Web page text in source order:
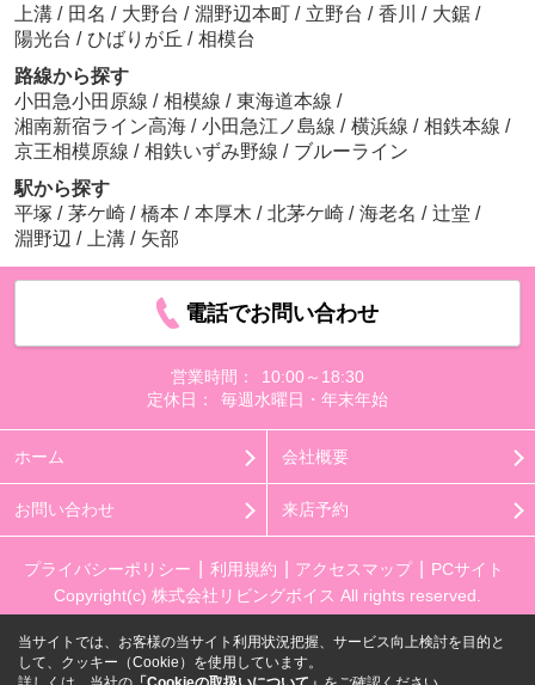
上溝 / 田名 / 大野台 / 淵野辺本町 / 立野台 / 香川 / 大鋸 /
陽光台 / ひばりが丘 / 相模台
路線から探す
小田急小田原線 / 相模線 / 東海道本線 /
湘南新宿ライン高海 / 小田急江ノ島線 / 横浜線 / 相鉄本線 /
京王相模原線 / 相鉄いずみ野線 / ブルーライン
駅から探す
平塚 / 茅ケ崎 / 橋本 / 本厚木 / 北茅ケ崎 / 海老名 / 辻堂 /
淵野辺 / 上溝 / 矢部
電話でお問い合わせ
営業時間：
10:00～18:30
定休日：
毎週水曜日・年末年始
ホーム 会社概要
お問い合わせ 来店予約
プライバシーポリシー 利用規約 アクセスマップ
PCサイト
Copyright(c) 株式会社リビングボイス All rights reserved.
当サイトでは、お客様の当サイト利用状況把握、サービス向上検討を目的と
して、クッキー（Cookie）を使用しています。